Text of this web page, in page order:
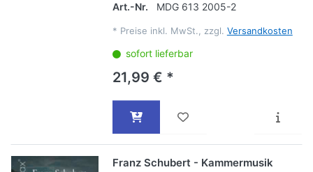
Art.-Nr.
MDG 613 2005-2
* Preise inkl. MwSt., zzgl. Versandkosten
sofort lieferbar
21,99 € *
Franz Schubert - Kammermusik